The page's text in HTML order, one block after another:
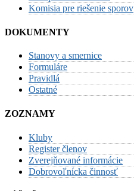
Komisia pre riešenie sporov
DOKUMENTY
Stanovy a smernice
Formuláre
Pravidlá
Ostatné
ZOZNAMY
Kluby
Register členov
Zverejňované informácie
Dobrovoľnícka činnosť